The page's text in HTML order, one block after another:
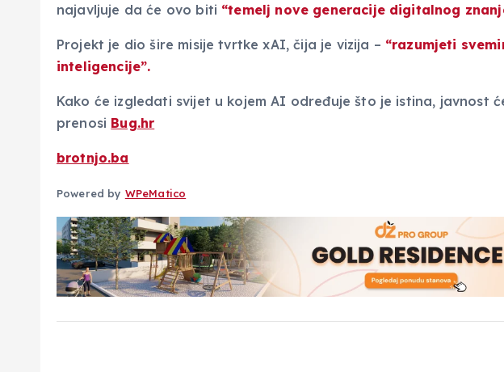
najavljuje da će ovo biti “temelj nove generacije digitalnog
Projekt je dio šire misije tvrtke xAI, čija je vizija – “razumjeti
inteligencije”.
Kako će izgledati svijet u kojem AI određuje što je istina, javnost
prenosi Bug.hr
brotnjo.ba
Powered by WPeMatico